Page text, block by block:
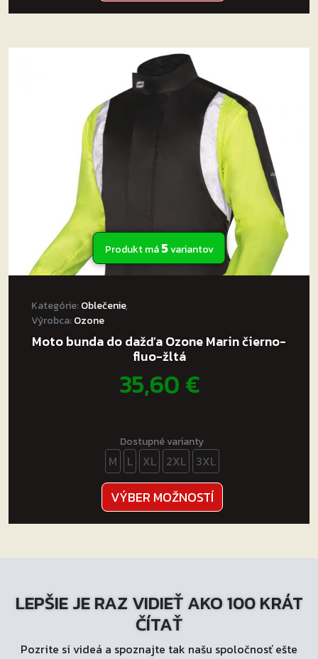
Produkt má5variantov
Kategórie:Oblečenie,
Výrobca:Ozone
Moto bunda do dažďa Ozone Marin čierno-
fluo-žltá
35,60€
Dostupné varianty
M L XL 2XL 3XL
VÝBER MOŽNOSTÍ
produkt
má
si
môžete
na
LEPŠIE JE RAZ VIDIEŤ AKO 100 KRÁT
ČÍTAŤ
Pozrite si videá a spoznajte tak našu spoločnosť ešte